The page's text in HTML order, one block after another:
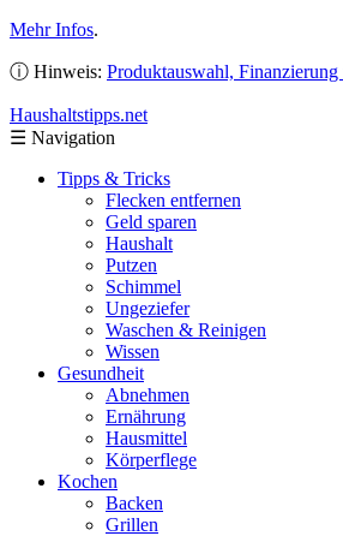
Mehr Infos.
ⓘ Hinweis: Produktauswahl,
Haushaltstipps.net
☰ Navigation
Tipps & Tricks
Flecken entfernen
Geld sparen
Haushalt
Putzen
Schimmel
Ungeziefer
Waschen & Reinigen
Wissen
Gesundheit
Abnehmen
Ernährung
Hausmittel
Körperflege
Kochen
Backen
Grillen